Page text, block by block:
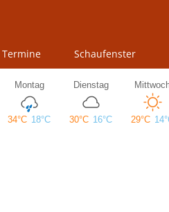
Termine Schaufenster